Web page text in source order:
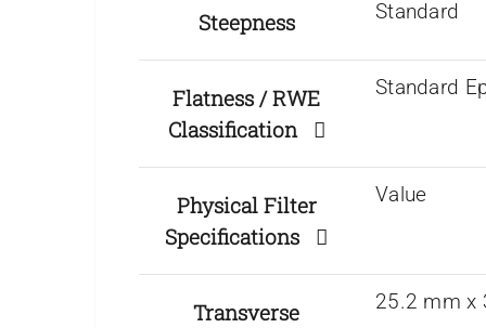
Steepness Standard
Flatness / RWE
Classification
Standard
Physical Filter
Specifications
Value
Transverse
25.2 mm x